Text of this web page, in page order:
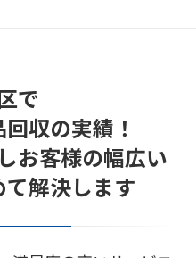
中平日のご予約10％OFF
で
収の実績！
お客様の幅広い
解決します